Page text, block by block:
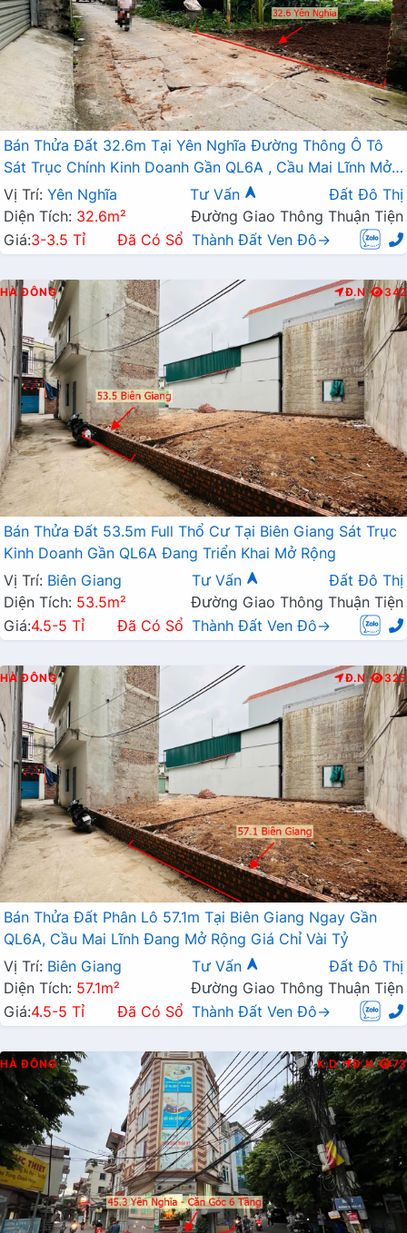
Bán Thửa Đất 32.6m Tại Yên Nghĩa Đường Thông Ô Tô
Sát Trục Chính Kinh Doanh Gần QL6A , Cầu Mai Lĩnh Mở
Rộng
Vị Trí: Yên Nghĩa Tư Vấn
Đất Đô Thị
Diện Tích: 32.6m²
Đường Giao Thông Thuận Tiện
Giá:3-3.5 Tỉ Đã Có Sổ Thành Đất Ven Đô→
HÀ ĐÔNG Đ.N 342
Bán Thửa Đất 53.5m Full Thổ Cư Tại Biên Giang Sát Trục
Kinh Doanh Gần QL6A Đang Triển Khai Mở Rộng
Vị Trí: Biên Giang Tư Vấn
Đất Đô Thị
Diện Tích: 53.5m²
Đường Giao Thông Thuận Tiện
Giá:4.5-5 Tỉ Đã Có Sổ Thành Đất Ven Đô→
HÀ ĐÔNG Đ.N 325
Bán Thửa Đất Phân Lô 57.1m Tại Biên Giang Ngay Gần
QL6A, Cầu Mai Lĩnh Đang Mở Rộng Giá Chỉ Vài Tỷ
Vị Trí: Biên Giang Tư Vấn
Đất Đô Thị
Diện Tích: 57.1m²
Đường Giao Thông Thuận Tiện
Giá:4.5-5 Tỉ Đã Có Sổ Thành Đất Ven Đô→
HÀ ĐÔNG K.D Đ.N 73